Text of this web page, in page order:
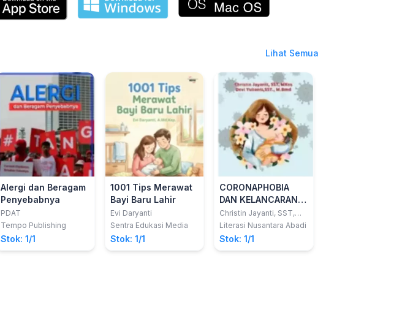
Lihat Semua
Alergi dan Beragam
Penyebabnya
PDAT
Tempo Publishing
Stok: 1/1
1001 Tips Merawat
Bayi Baru Lahir
Evi Daryanti
Sentra Edukasi Media
Stok: 1/1
CORONAPHOBIA
DAN KELANCARAN
ASI di Masa Post
Partum
Christin Jayanti, SST,
MKes; Devi
Literasi Nusantara Abadi
Stok: 1/1